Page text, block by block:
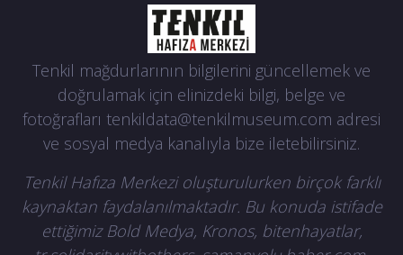
Tenkil mağdurlarının bilgilerini güncellemek ve
doğrulamak için elinizdeki bilgi, belge ve
fotoğrafları tenkildata@tenkilmuseum.com adresi
ve sosyal medya kanalıyla bize iletebilirsiniz.
Tenkil Hafıza Merkezi oluşturulurken birçok farklı
kaynaktan faydalanılmaktadır. Bu konuda istifade
ettiğimiz Bold Medya, Kronos, bitenhayatlar,